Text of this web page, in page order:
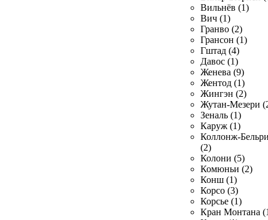
Вильнёв (1)
Вич (1)
Гранво (2)
Грансон (1)
Гштад (4)
Давос (1)
Женева (9)
Жентод (1)
Жингэн (2)
Жутан-Мезери
Зеналь (1)
Каруж (1)
Коллонж-
(2)
Колони (5)
Комюньи (2)
Конш (1)
Корсо (3)
Корсье (1)
Кран Монтана